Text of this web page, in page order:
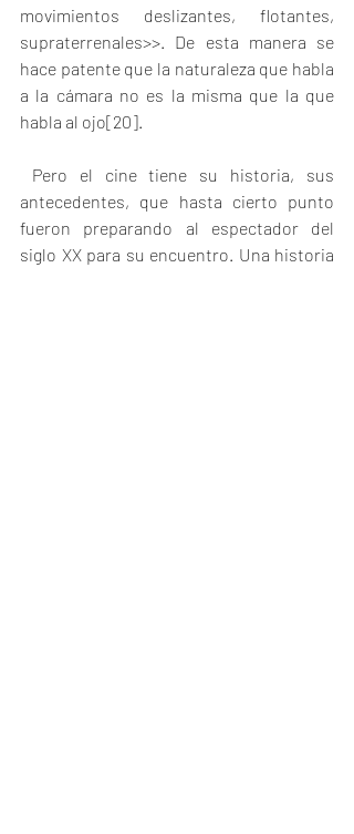
movimientos deslizantes, flotantes,
supraterrenales>>. De esta manera se
hace patente que la naturaleza que habla
a la cámara no es la misma que la que
habla al ojo[20]
antecedentes, que hasta cierto punto
fueron preparando al espectador del
siglo XX para su encuentro. Una historia